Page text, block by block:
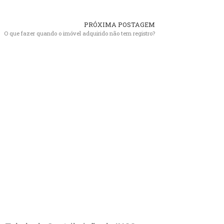
PRÓXIMA POSTAGEM
O que fazer quando o imóvel adquirido não tem registro?